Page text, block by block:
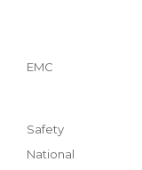
EMC
Safety
National